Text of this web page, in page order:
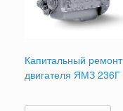
Капитальный ремонт
двигателя ЯМЗ 236Г